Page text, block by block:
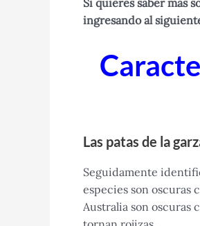
Si quieres saber más
ingresando al
Las patas de la
Seguidamente
especies son oscuras
Australia son oscuras